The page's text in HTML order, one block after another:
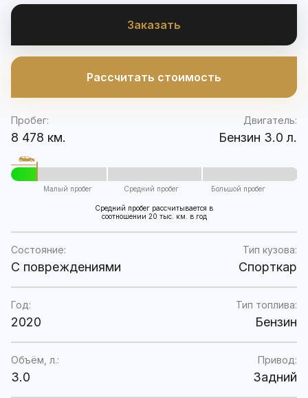
Заказать
Рассчитать стоимость
Пробег:
8 478 км.
Двигатель:
Бензин 3.0 л.
Малый пробег Средний пробег Большой пробег
Средний пробег рассчитывается в
соотношении 20 тыс. км. в год
Состояние:
C повреждениями
Тип кузова:
Спорткар
Год:
2020
Тип топлива:
Бензин
Объём, л.:
3.0
Привод:
Задний